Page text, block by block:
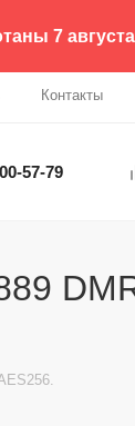
7 августа
Контакты
57-79